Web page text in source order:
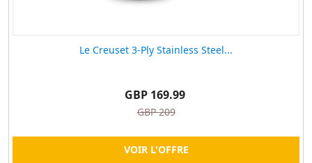
Le Creuset 3-Ply Stainless Steel...
GBP 169.99
GBP 209
VOIR L'OFFRE